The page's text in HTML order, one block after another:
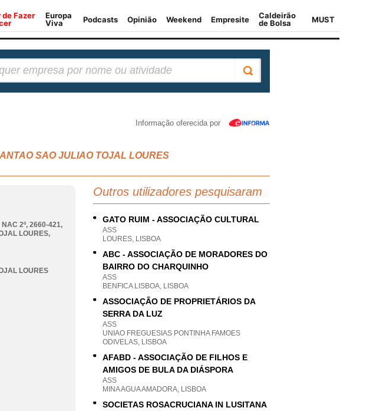
Informação oferecida por
SAO JULIAO TOJAL LOURES
2º, 2660-421,
LOURES,
LOURES
Outros utilizadores pesquisaram
GATO RUIM - ASSOCIAÇÃO CULTURAL
ASS
LOURES, LISBOA
ABC - ASSOCIAÇÃO DE MORADORES DO
BAIRRO DO CHARQUINHO
ASS
BENFICA LISBOA, LISBOA
ASSOCIAÇÃO DE PROPRIETÁRIOS DA
SERRA DA LUZ
ASS
UNIAO FREGUESIAS PONTINHA FAMOES
ODIVELAS, LISBOA
AFABD - ASSOCIAÇÃO DE FILHOS E
AMIGOS DE BULA DA DIÁSPORA
ASS
MINA AGUA AMADORA, LISBOA
SOCIETAS ROSACRUCIANA IN LUSITANA